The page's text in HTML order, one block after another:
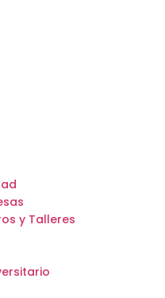
y Talleres